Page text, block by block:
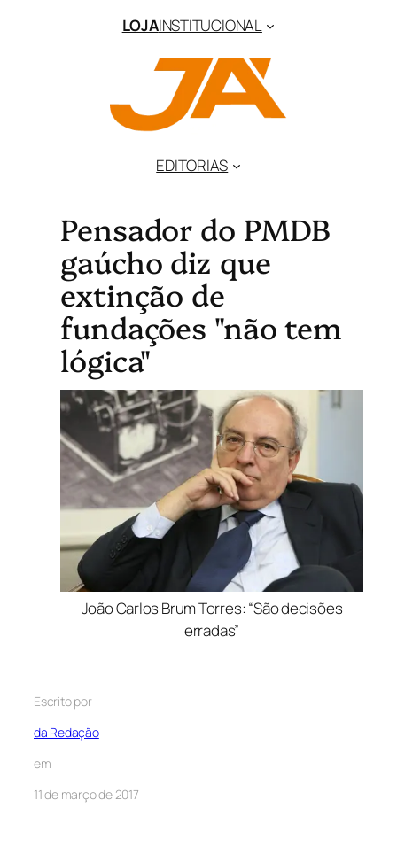
LOJAINSTITUCIONAL
EDITORIAS
Pensador do PMDB
gaúcho diz que
extinção de
fundações "não tem
lógica"
João Carlos Brum Torres: “São decisões
erradas”
Escrito por
da Redação
em
11 de março de 2017